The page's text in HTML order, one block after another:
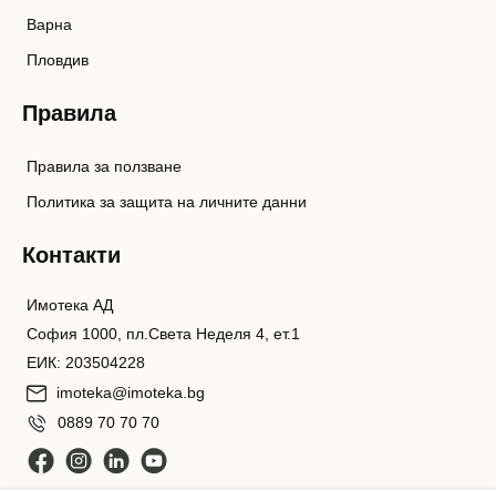
Варна
Пловдив
Правила
Правила за ползване
Политика за защита на личните данни
Контакти
Имотека АД
София 1000, пл.Света Неделя 4, ет.1
ЕИК: 203504228
imoteka@imoteka.bg
0889 70 70 70